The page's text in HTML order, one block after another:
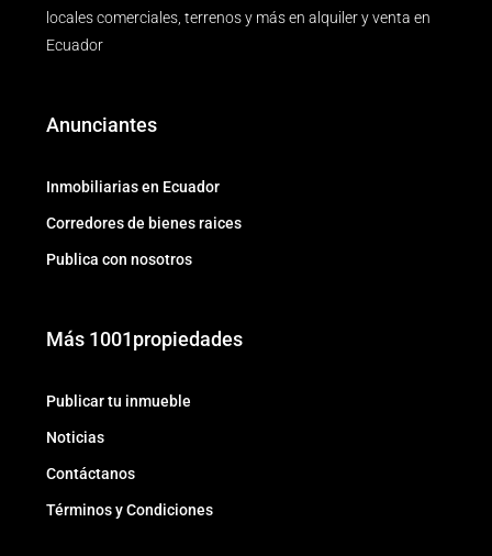
locales comerciales, terrenos y más en alquiler y venta en
Ecuador
Anunciantes
Inmobiliarias en Ecuador
Corredores de bienes raices
Publica con nosotros
Más 1001propiedades
Publicar tu inmueble
Noticias
Contáctanos
Términos y Condiciones